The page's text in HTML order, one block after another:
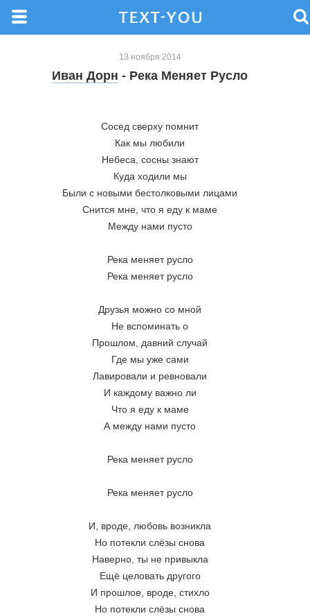
13 ноября 2014
Иван Дорн - Река Меняет Русло
Сосед сверху помнит
Как мы любили
Небеса, сосны знают
Куда ходили мы
Были с новыми бестолковыми лицами
Снится мне, что я еду к маме
Между нами пусто
Река меняет русло
Река меняет русло
Друзья можно со мной
Не вспоминать о
Прошлом, давний случай
Где мы уже сами
Лавировали и ревновали
И каждому важно ли
Что я еду к маме
А между нами пусто
Река меняет русло
Река меняет русло
И, вроде, любовь возникла
Но потекли слёзы снова
Наверно, ты не привыкла
Ещё целовать другого
И прошлое, вроде, стихло
Но потекли слёзы снова